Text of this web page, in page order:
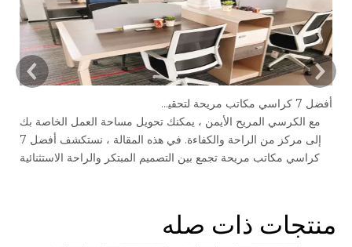
أفضل 7 كراسي مكاتب مريحة لتحقيق أقصى إنتاجية في عام 2025
مع الكرسي المريح الأيمن ، يمكنك تحويل مساحة العمل الخاصة بك
إلى مركز من الراحة والكفاءة. في هذه المقالة ، نستكشف أفضل 7
كراسي مكاتب مريحة تجمع بين التصميم المبتكر والراحة الاستثنائية
منتجات ذات صله